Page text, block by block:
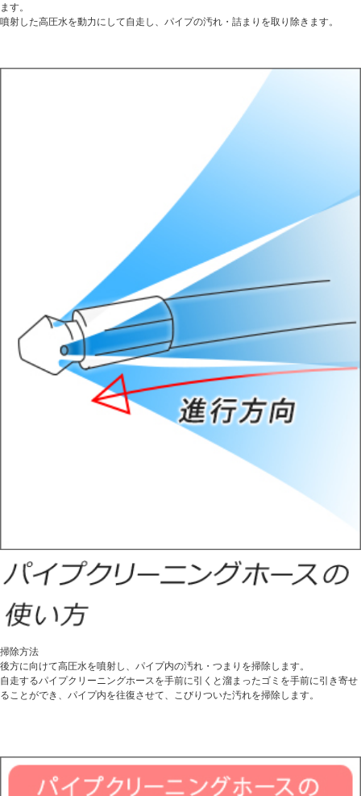
ます。
噴射した高圧水を動力にして自走し、パイプの汚れ・詰まりを取り除きます。
掃除方法
後方に向けて高圧水を噴射し、パイプ内の汚れ・つまりを掃除します。
自走するパイプクリーニングホースを手前に引くと溜まったゴミを手前に引き寄せ
ることができ、パイプ内を往復させて、こびりついた汚れを掃除します。